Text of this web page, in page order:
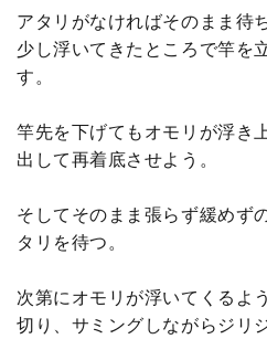
アタリがなければそのまま待
少し浮いてきたところで竿を
す。
竿先を下げてもオモリが浮き
出して再着底させよう。
そしてそのまま張らず緩めず
タリを待つ。
次第にオモリが浮いてくるよ
切り、サミングしながらジリ